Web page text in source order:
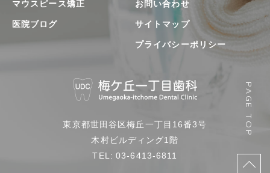
マウスピース矯正
医院ブログ
お問い合わせ
サイトマップ
プライバシーポリシー
梅
ヶ
丘
東京都世田谷区梅丘一丁目16番3号
木村ビルディング1階
TEL: 03-6413-6811
PAGE TOP